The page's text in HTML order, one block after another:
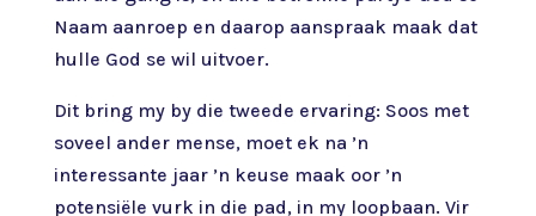
Naam aanroep en daarop aanspraak maak dat
hulle God se wil uitvoer.
Dit bring my by die tweede ervaring: Soos met
soveel ander mense, moet ek na ’n
interessante jaar ’n keuse maak oor ’n
potensiële vurk in die pad, in my loopbaan. Vir